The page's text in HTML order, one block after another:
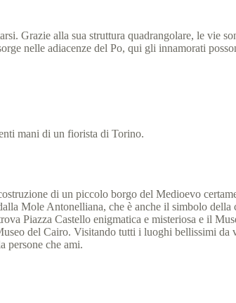
Grazie alla sua struttura quadrangolare, le vie
nelle adiacenze del Po, qui gli innamorati
mani di un fiorista di Torino.
di un piccolo borgo del Medioevo
Mole Antonelliana, che è anche il simbolo
Piazza Castello enigmatica e misteriosa e il
del Cairo. Visitando tutti i luoghi bellissimi da
persone che ami.